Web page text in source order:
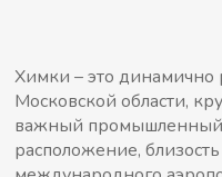
Химки – это
Московской области,
важный промышленный
расположение,